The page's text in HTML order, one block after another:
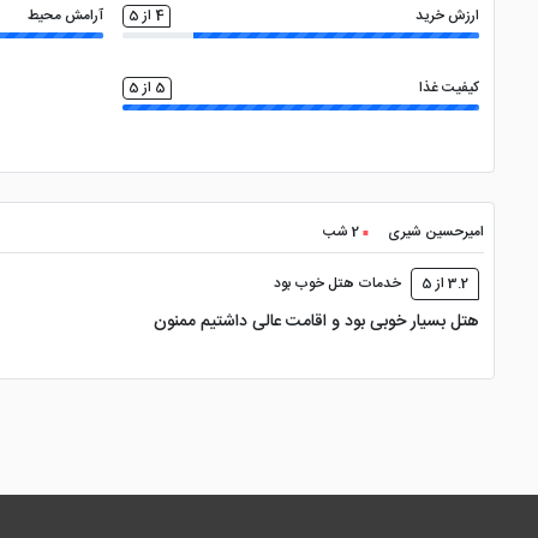
ارزش خرید 4 از 5 آرامش محیط
کیفیت غذا 5 از 5
امیرحسین شیری 2 شب
3.2 از 5 خدمات هتل خوب بود
هتل بسیار خوبی بود و اقامت عالی داشتیم ممنون